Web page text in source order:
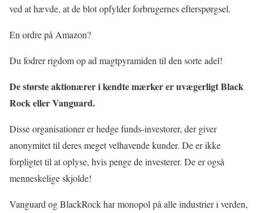
ved at hævde, at de blot opfylder forbrugernes efterspørgsel.
En ordre på Amazon?
Du fodrer rigdom op ad magtpyramiden til den sorte adel!
De største aktionærer i kendte mærker er uvægerligt Black
Rock eller Vanguard.
Disse organisationer er hedge funds-investorer, der giver
anonymitet til deres meget velhavende kunder. De er ikke
forpligtet til at oplyse, hvis penge de investerer. De er også
menneskelige skjolde!
Vanguard og BlackRock har monopol på alle industrier i verden,